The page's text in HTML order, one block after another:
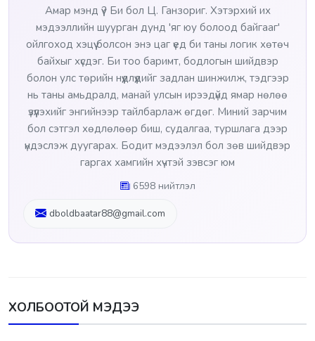
Амар мэнд үү? Би бол Ц. Ганзориг. Хэтэрхий их
мэдээллийн шуурган дунд 'яг юу болоод байгааг'
ойлгоход хэцүү болсон энэ цаг үед би таны логик хөтөч
байхыг хүсдэг. Би тоо баримт, бодлогын шийдвэр
болон улс төрийн нүүдлүүдийг задлан шинжилж, тэдгээр
нь таны амьдралд, манай улсын ирээдүйд ямар нөлөө
үзүүлэхийг энгийнээр тайлбарлаж өгдөг. Миний зарчим
бол сэтгэл хөдлөлөөр биш, судалгаа, туршлага дээр
үндэслэж дуугарах. Бодит мэдээлэл бол зөв шийдвэр
гаргах хамгийн хүчтэй зэвсэг юм
6598 нийтлэл
dboldbaatar88@gmail.com
ХОЛБООТОЙ МЭДЭЭ